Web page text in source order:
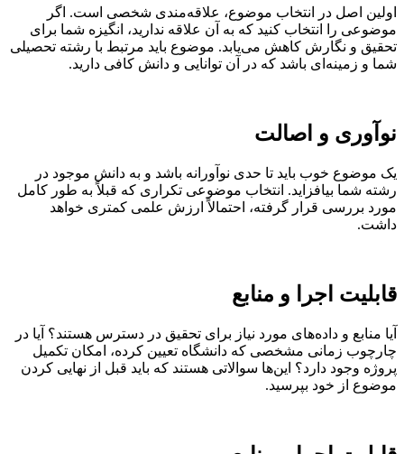
اولین اصل در انتخاب موضوع، علاقه‌مندی شخصی است. اگر
موضوعی را انتخاب کنید که به آن علاقه ندارید، انگیزه شما برای
تحقیق و نگارش کاهش می‌یابد. موضوع باید مرتبط با رشته تحصیلی
شما و زمینه‌ای باشد که در آن توانایی و دانش کافی دارید.
نوآوری و اصالت
یک موضوع خوب باید تا حدی نوآورانه باشد و به دانش موجود در
رشته شما بیافزاید. انتخاب موضوعی تکراری که قبلاً به طور کامل
مورد بررسی قرار گرفته، احتمالاً ارزش علمی کمتری خواهد
داشت.
قابلیت اجرا و منابع
آیا منابع و داده‌های مورد نیاز برای تحقیق در دسترس هستند؟ آیا در
چارچوب زمانی مشخصی که دانشگاه تعیین کرده، امکان تکمیل
پروژه وجود دارد؟ این‌ها سوالاتی هستند که باید قبل از نهایی کردن
موضوع از خود بپرسید.